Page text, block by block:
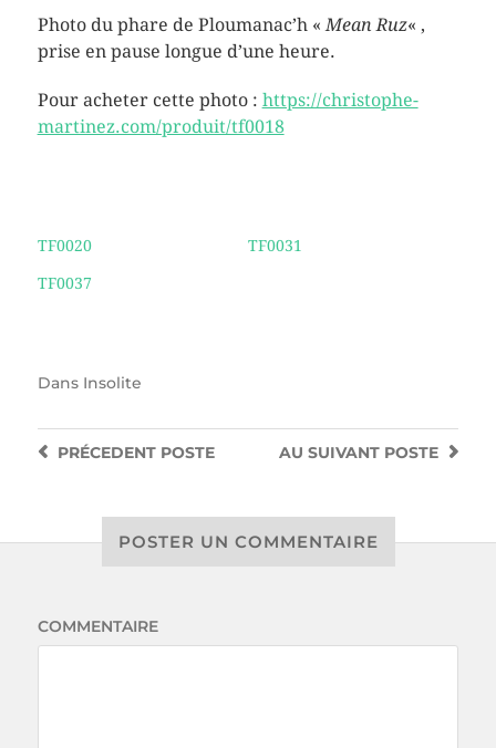
Photo du phare de Ploumanac’h «Mean Ruz« ,
prise en pause longue d’une heure.
Pour acheter cette photo : https://christophe-
martinez.com/produit/tf0018
TF0020 TF0031
TF0037
Dans Insolite
AU SUIVANT POSTE
PRÉCEDENTPOSTE
POSTER UN COMMENTAIRE
COMMENTAIRE